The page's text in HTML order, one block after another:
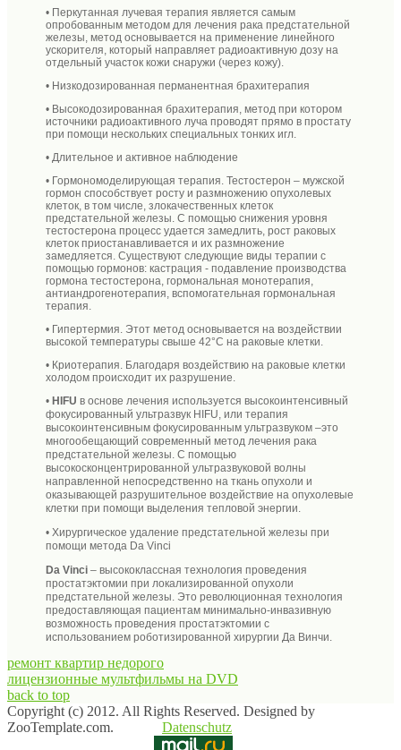
• Перкутанная лучевая терапия является самым
опробованным методом для лечения рака предстательной
железы, метод основывается на применение линейного
ускорителя, который направляет радиоактивную дозу на
отдельный участок кожи снаружи (через кожу).
• Низкодозированная перманентная брахитерапия
• Высокодозированная брахитерапия, метод при котором
источники радиоактивного луча проводят прямо в простату
при помощи нескольких специальных тонких игл.
• Длительное и активное наблюдение
• Гормономоделирующая терапия. Тестостерон – мужской
гормон способствует росту и размножению опухолевых
клеток, в том числе, злокачественных клеток
предстательной железы. С помощью снижения уровня
тестостерона процесс удается замедлить, рост раковых
клеток приостанавливается и их размножение
замедляется. Существуют следующие виды терапии с
помощью гормонов: кастрация - подавление производства
гормона тестостерона, гормональная монотерапия,
антиандрогенотерапия, вспомогательная гормональная
терапия.
• Гипертермия. Этот метод основывается на воздействии
высокой температуры свыше 42°С на раковые клетки.
• Криотерапия. Благодаря воздействию на раковые клетки
холодом происходит их разрушение.
•HIFU в основе лечения используется высокоинтенсивный
фокусированный ультразвук HIFU, или терапия
высокоинтенсивным фокусированным ультразвуком –это
многообещающий современный метод лечения рака
предстательной железы. С помощью
высокосконцентрированной ультразвуковой волны
направленной непосредственно на ткань опухоли и
оказывающей разрушительное воздействие на опухолевые
клетки при помощи выделения тепловой энергии.
• Хирургическое удаление предстательной железы при
помощи метода Da Vinci
Da Vinci – высококлассная технология проведения
простатэктомии при локализированной опухоли
предстательной железы. Это революционная технология
предоставляющая пациентам минимально-инвазивную
возможность проведения простатэктомии с
использованием роботизированной хирургии Да Винчи.
ремонт квартир недорого
лицензионные мультфильмы на DVD
back to top
Copyright (c) 2012. All Rights Reserved. Designed by
ZooTemplate.com.
Datenschutz